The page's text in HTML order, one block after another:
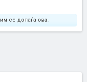
им се допаѓа ова.